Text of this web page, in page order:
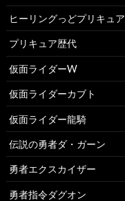
ヒーリングっどプリキュア
プリキュア歴代
仮面ライダーW
仮面ライダーカブト
仮面ライダー龍騎
伝説の勇者ダ・ガーン
勇者エクスカイザー
勇者指令ダグオン